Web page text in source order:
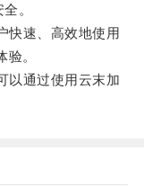
。
速、高效地使用
。
通过使用云末加